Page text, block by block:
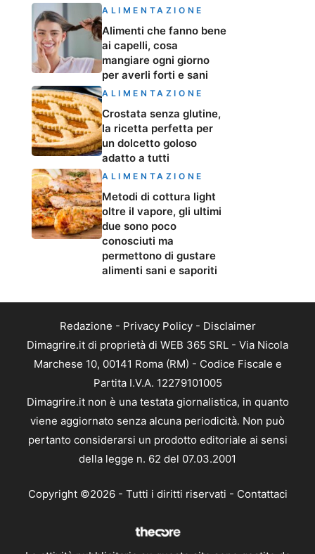
ALIMENTAZIONE
Alimenti che fanno bene
ai capelli, cosa
mangiare ogni giorno
per averli forti e sani
ALIMENTAZIONE
Crostata senza glutine,
la ricetta perfetta per
un dolcetto goloso
adatto a tutti
ALIMENTAZIONE
Metodi di cottura light
oltre il vapore, gli ultimi
due sono poco
conosciuti ma
permettono di gustare
alimenti sani e saporiti
Redazione - Privacy Policy- Disclaimer
Dimagrire.it di proprietà di WEB 365 SRL - Via Nicola
Marchese 10, 00141 Roma (RM) - Codice Fiscale e
Partita I.V.A. 12279101005
Dimagrire.it non è una testata giornalistica, in quanto
viene aggiornato senza alcuna periodicità. Non può
pertanto considerarsi un prodotto editoriale ai sensi
della legge n. 62 del 07.03.2001
Copyright ©2026 - Tutti i diritti riservati - Contattaci